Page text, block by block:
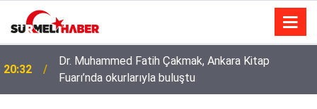
20:32
Dr. Muhammed Fatih Çakmak, Ankara Kitap
Fuarı’nda okurlarıyla buluştu
14:52
Diyanet İşleri Başkanlığı ile Türkiye Diyanet Vakfı
milyonları sevindirdi